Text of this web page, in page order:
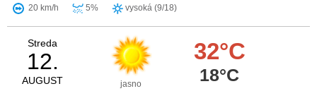
20 km/h 5% vysoká (9/18)
Streda
12.
AUGUST jasno
32°C
18°C